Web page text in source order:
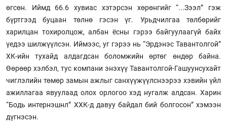
өгсөн. Иймд 66.6 хувиас хэтэрсэн хөрөнгийг “...Зээл” гэж
бүртгээд буцаан төлнө гэсэн үг. Урьдчилгаа төлбөрийг
харилцан тохиролцож, албан ёсны гэрээ байгуулаагүй байх
үедээ шилжүүлсэн. Иймээс, уг гэрээ нь “Эрдэнэс Тавантолгой”
ХК-ийн тухайд алдагдсан боломжийн өртөг өндөр байна.
Өөрөөр хэлбэл, тус компани энэхүү Тавантолгой-Гашуунсухайт
чиглэлийн төмөр замын ажлыг санхүүжүүлснээрээ хэвийн үйл
ажиллагаа явуулаад олох орлогоо хэд нугалж алдсан. Харин
“Бодь интернэшнл” ХХК-д давуу байдал бий болгосон” хэмээн
дүгнэсэн.